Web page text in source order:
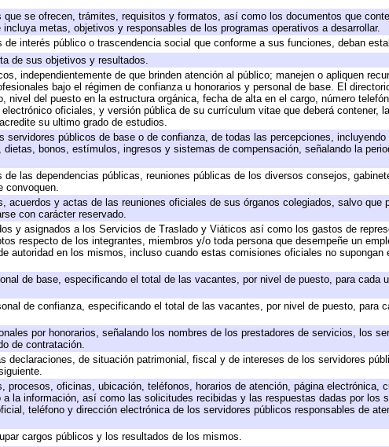
se ofrecen, trámites, requisitos y formatos, así como los documentos que
metas, objetivos y responsables de los programas operativos a desarrollar.
interés público o trascendencia social que conforme a sus funciones, deban
de sus objetivos y resultados.
independientemente de que brinden atención al público; manejen o apliquen
bajo el régimen de confianza u honorarios y personal de base. El
nivel del puesto en la estructura orgánica, fecha de alta en el cargo, número
oficiales, y versión pública de su currículum vitae que deberá contener,
su ultimo grado de estudios.
servidores públicos de base o de confianza, de todas las percepciones, incluyendo
bonos, estímulos, ingresos y sistemas de compensación, señalando la
las dependencias públicas, reuniones públicas de los diversos consejos,
convoquen.
acuerdos y actas de las reuniones oficiales de sus órganos colegiados, salvo que
con carácter reservado.
y asignados a los Servicios de Traslado y Viáticos así como los gastos de
respecto de los integrantes, miembros y/o toda persona que desempeñe un
autoridad en los mismos, incluso cuando estas comisiones oficiales no supongan
de base, especificando el total de las vacantes, por nivel de puesto, para cada
de confianza, especificando el total de las vacantes, por nivel de puesto, para
por honorarios, señalando los nombres de los prestadores de servicios, los
de contratación.
declaraciones, de situación patrimonial, fiscal y de intereses de los servidores
oficinas, ubicación, teléfonos, horarios de atención, página electrónica,
la información, así como las solicitudes recibidas y las respuestas dadas por los
teléfono y dirección electrónica de los servidores públicos responsables de
cargos públicos y los resultados de los mismos.